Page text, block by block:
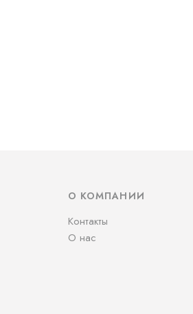
О КОМПАНИИ
Контакты
О нас